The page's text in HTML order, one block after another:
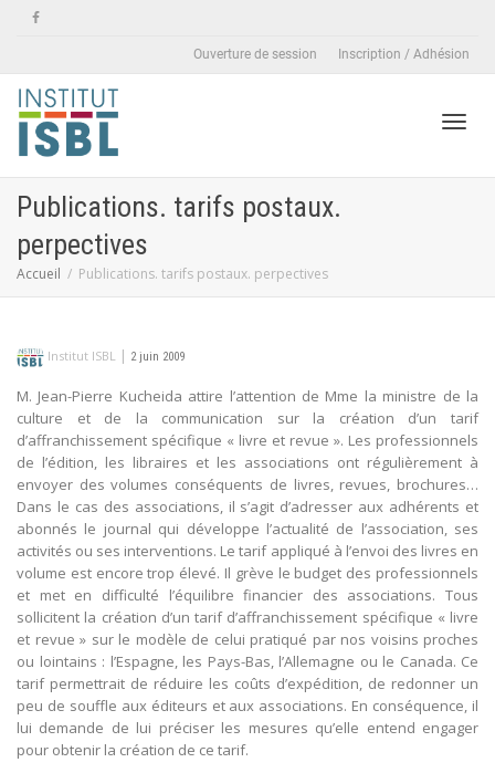
Ouverture de session Inscription / Adhésion
Publications. tarifs postaux.
perpectives
Accueil Publications. tarifs postaux. perpectives
Institut ISBL | 2 juin 2009
M. Jean-Pierre Kucheida attire l’attention de Mme la ministre de la
culture et de la communication sur la création d’un tarif
d’affranchissement spécifique « livre et revue ». Les professionnels
de l’édition, les libraires et les associations ont régulièrement à
envoyer des volumes conséquents de livres, revues, brochures…
Dans le cas des associations, il s’agit d’adresser aux adhérents et
abonnés le journal qui développe l’actualité de l’association, ses
activités ou ses interventions. Le tarif appliqué à l’envoi des livres en
volume est encore trop élevé. Il grève le budget des professionnels
et met en difficulté l’équilibre financier des associations. Tous
sollicitent la création d’un tarif d’affranchissement spécifique « livre
et revue » sur le modèle de celui pratiqué par nos voisins proches
ou lointains : l’Espagne, les Pays-Bas, l’Allemagne ou le Canada. Ce
tarif permettrait de réduire les coûts d’expédition, de redonner un
peu de souffle aux éditeurs et aux associations. En conséquence, il
lui demande de lui préciser les mesures qu’elle entend engager
pour obtenir la création de ce tarif.